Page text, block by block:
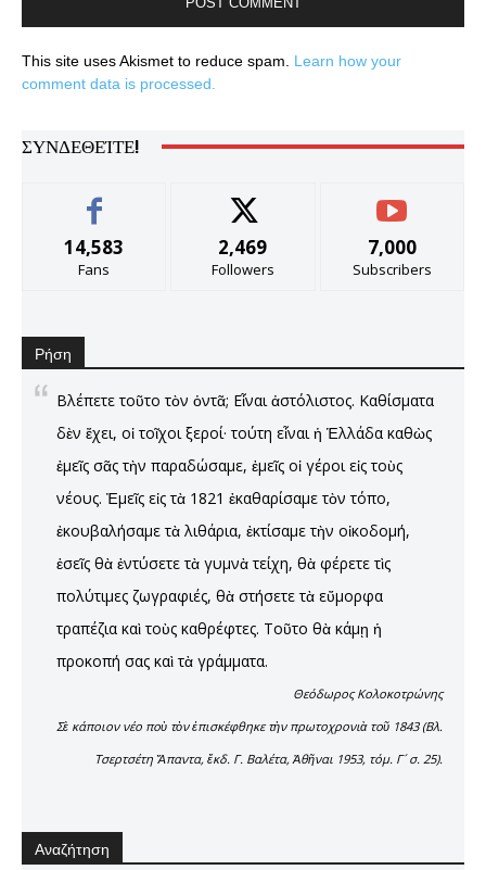
This site uses Akismet to reduce spam. Learn how your
comment data is processed.
ΣΥΝΔΕΘΕΊΤΕ!
14,583
Fans
2,469
Followers
7,000
Subscribers
Ρήση
Βλέπετε τοῦτο τὸν ὀντᾶ; Εἶναι ἀστόλιστος. Καθίσματα
δὲν ἔχει, οἱ τοῖχοι ξεροί· τούτη εἶναι ἡ Ἑλλάδα καθὼς
ἐμεῖς σᾶς τὴν παραδώσαμε, ἐμεῖς οἱ γέροι εἰς τοὺς
νέους. Ἐμεῖς εἰς τὰ 1821 ἐκαθαρίσαμε τὸν τόπο,
ἐκουβαλήσαμε τὰ λιθάρια, ἐκτίσαμε τὴν οἰκοδομή,
ἐσεῖς θὰ ἐντύσετε τὰ γυμνὰ τείχη, θὰ φέρετε τὶς
πολύτιμες ζωγραφιές, θὰ στήσετε τὰ εὔμορφα
τραπέζια καὶ τοὺς καθρέφτες. Τοῦτο θὰ κάμῃ ἡ
προκοπή σας καὶ τὰ γράμματα.
Θεόδωρος Κολοκοτρώνης
Σὲ κάποιον νέο ποὺ τὸν ἐπισκέφθηκε τὴν πρωτοχρονιὰ τοῦ 1843 (Βλ.
Τσερτσέτη Ἅπαντα, ἔκδ. Γ. Βαλέτα, Ἀθῆναι 1953, τόμ. Γ´ σ. 25).
Αναζήτηση